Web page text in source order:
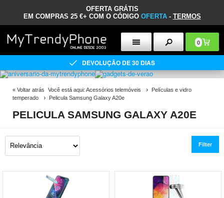
OFERTA GRÁTIS
EM COMPRAS 25 €+ COM O CÓDIGO OFERTA- TERMOS
0
DEVOLUÇÃO DE 30 DIAS
« Voltar atrás Você está aqui: Acessórios telemóveis
Películas e vidro
temperado
Pelicula Samsung Galaxy A20e
PELICULA SAMSUNG GALAXY A20E
Filter